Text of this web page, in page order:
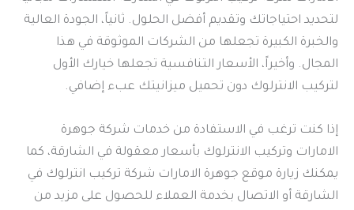
لتحديد احتياجاتك وتقديم أفضل الحلول. ثانياً، الجودة العالية
والخبرة الكبيرة تجعلها من الشركات الموثوقة في هذا
المجال. وأخيراً، الأسعار التنافسية تجعلها خيارك الأول
لتركيب الانترلوك دون تحميل ميزانيتك عبء إضافي.
إذا كنت ترغب في الاستفادة من خدمات شركة جوهرة
الامارات وتركيب الانترلوك بأسعار معقولة في الشارقة، كما
يمكنك زيارة موقع جوهرة الامارات شركة تركيب انترلوك في
الشارقة أو الاتصال بخدمة العملاء للحصول على مزيد من